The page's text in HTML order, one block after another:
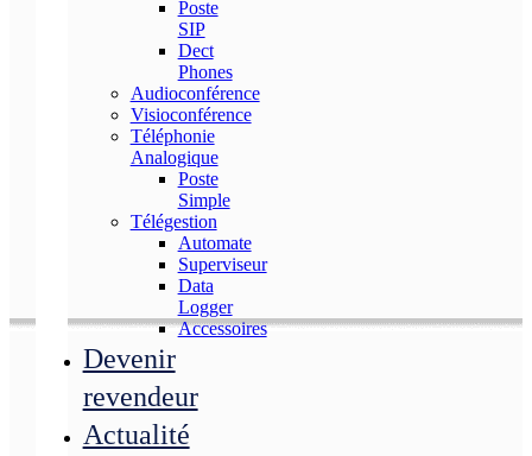
Poste
SIP
Dect
Phones
Audioconférence
Visioconférence
Téléphonie
Analogique
Poste
Simple
Télégestion
Automate
Superviseur
Data
Logger
Accessoires
Devenir
revendeur
Actualité